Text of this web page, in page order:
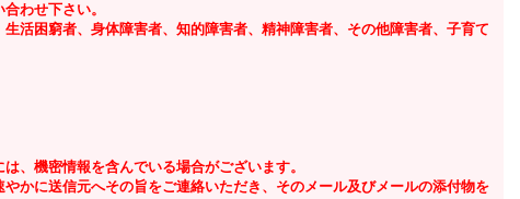
わせ下さい。
活困窮者、身体障害者、知的障害者、精神障害者、その他障害者、子育て
、機密情報を含んでいる場合がございます。
かに送信元へその旨をご連絡いただき、そのメール及びメールの添付物を